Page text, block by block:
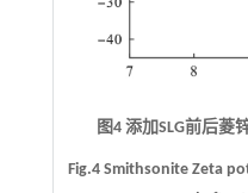
图4 添加SLG前后菱
Fig.4 Smithsonite Zeta